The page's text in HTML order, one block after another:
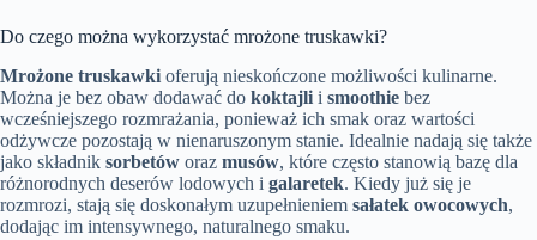
Do czego można wykorzystać mrożone truskawki?
Mrożone truskawki oferują nieskończone możliwości kulinarne.
Można je bez obaw dodawać do koktajli i smoothie bez
wcześniejszego rozmrażania, ponieważ ich smak oraz wartości
odżywcze pozostają w nienaruszonym stanie. Idealnie nadają się także
jako składnik sorbetów oraz musów, które często stanowią bazę dla
różnorodnych deserów lodowych i galaretek. Kiedy już się je
rozmrozi, stają się doskonałym uzupełnieniem sałatek owocowych,
dodając im intensywnego, naturalnego smaku.